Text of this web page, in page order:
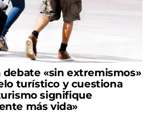
debate «sin extremismos»
turístico y cuestiona
signifique
más vida»